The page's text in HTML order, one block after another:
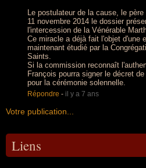
Le postulateur de la cause, le
11 novembre 2014 le dossier
l'intercession de la Vénérable
Ce miracle a déjà fait l'objet d'une
maintenant étudié par la
Saints.
Si la commission reconnaît
François pourra signer le décret
pour la cérémonie solennelle.
Répondre - il y a 7 ans
Votre publication...
Liens